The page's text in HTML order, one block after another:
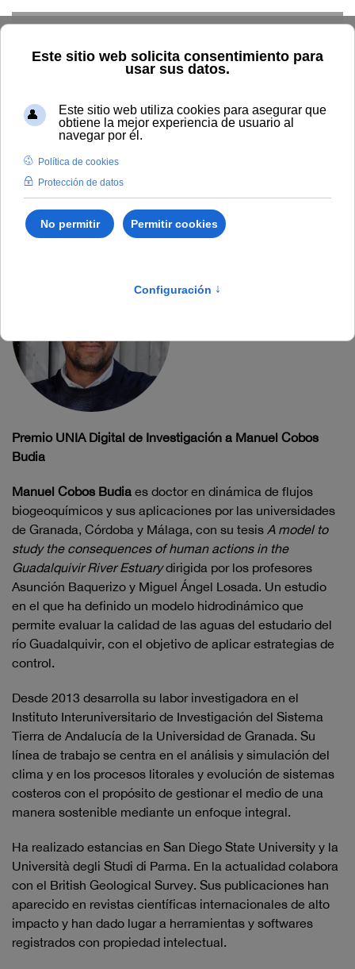
II Premio Unia-Digital a la
investigación
Convocatoria 2021
Premio UNIA Digital de Investigación a Manuel Cobos
Budia
Manuel Cobos Budia es doctor en dinámica de flujos
biogeoquímicos y sus aplicaciones por las universidades
de Granada, Córdoba y Málaga, con su tesis A model to
study the consequences of human actions in the
Guadalquivir River Estuarydirigida por los profesores
Asunción Baquerizo y Miguel Ángel Losada. Un estudio
en el que ha definido un modelo hidrodinámico que
permite evaluar la calidad de las aguas del estudario del
río Guadalquivir, con el objetivo de aplicar estrategias de
control.
Desde 2013 desarrolla su labor investigadora en el
Instituto Interuniversitario de Investigación del Sistema
Tierra de Andalucía de la Universidad de Granada. Su
línea de trabajo se centra en el análisis y simulación del
clima y en los procesos litorales y evolución de sistemas
costeros con el propósito de gestionar el medio de una
manera sostenible mediante un enfoque integral.
Ha realizado estancias en San Diego State University y la
Università degli Studi di Parma. En la actualidad colabora
con el British Geological Survey. Sus publicaciones han
aparecido en revistas científicas internacionales de alto
impacto y han dado lugar a herramientas y softwares
registrados con propiedad intelectual.